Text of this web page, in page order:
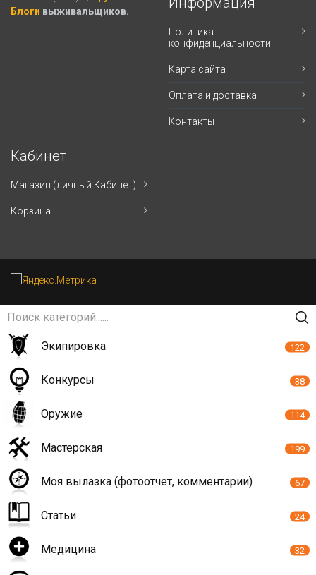
Блоги выживальщиков.
Политика
конфиденциальности
Карта сайта
Оплата и доставка
Контакты
Кабинет
Магазин (личный Кабинет)
Корзина
Экипировка 122
Конкурсы 38
Оружие 114
Мастерская 199
Моя вылазка (фотоотчет, комментарии) 67
Статьи 24
Медицина 32